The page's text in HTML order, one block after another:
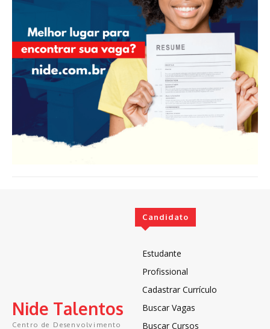
Nide Talentos
Centro de Desenvolvimento
Candidato
Estudante
Profissional
Cadastrar Currículo
Buscar Vagas
Buscar Cursos